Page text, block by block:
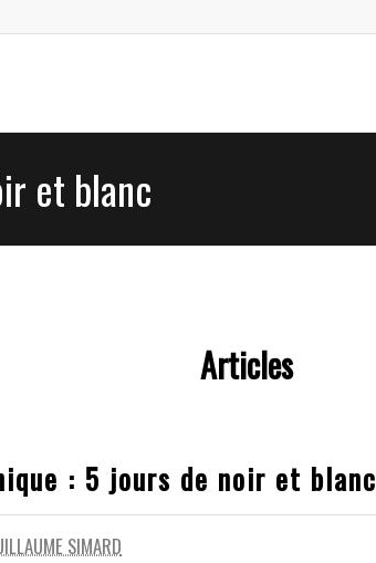
et blanc
Articles
: 5 jours de noir et blanc
SIMARD